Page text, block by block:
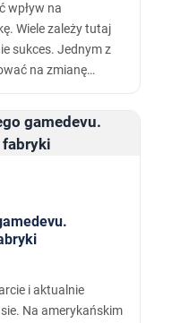
wpływ na
Wiele zależy tutaj
sukces. Jednym z
na zmianę
i aktualnie
Na amerykańskim